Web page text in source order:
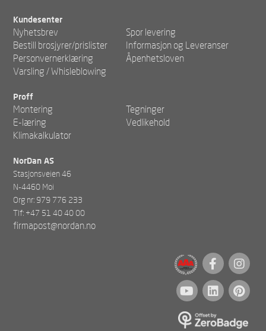
Kundesenter
Nyhetsbrev
Spor levering
Bestill brosjyrer/prislister
Informasjon og Leveranser
Personvernerklæring
Åpenhetsloven
Varsling / Whisleblowing
Proff
Montering
Tegninger
E-læring
Vedlikehold
Klimakalkulator
NorDan AS
Stasjonsveien 46
N-4460 Moi
Org nr: 979 776 233
Tlf: +47 51 40 40 00
firmapost@nordan.no